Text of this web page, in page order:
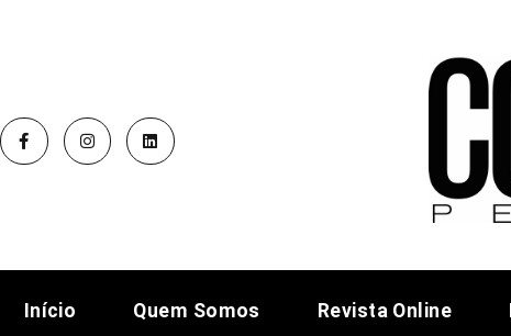
Início Quem Somos Revista Online